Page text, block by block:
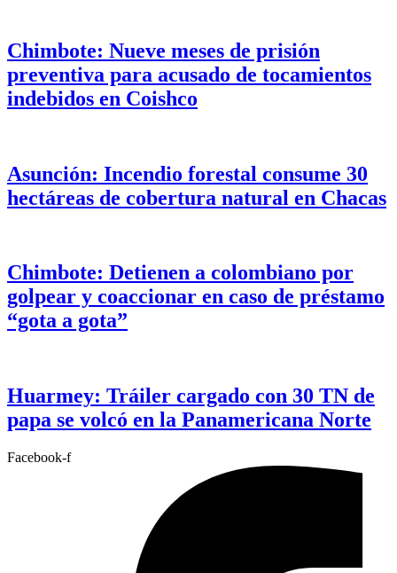
Chimbote: Nueve meses de prisión
preventiva para acusado de tocamientos
indebidos en Coishco
Asunción: Incendio forestal consume 30
hectáreas de cobertura natural en Chacas
Chimbote: Detienen a colombiano por
golpear y coaccionar en caso de préstamo
“gota a gota”
Huarmey: Tráiler cargado con 30 TN de
papa se volcó en la Panamericana Norte
Facebook-f